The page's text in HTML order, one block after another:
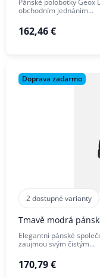
Pánské polobotky Geox
obchodním jednáním…
162,46 €
Doprava zadarmo
2 dostupné varianty
Tmavě modrá
Elegantní pánské
zaujmou svým čistým…
170,79 €